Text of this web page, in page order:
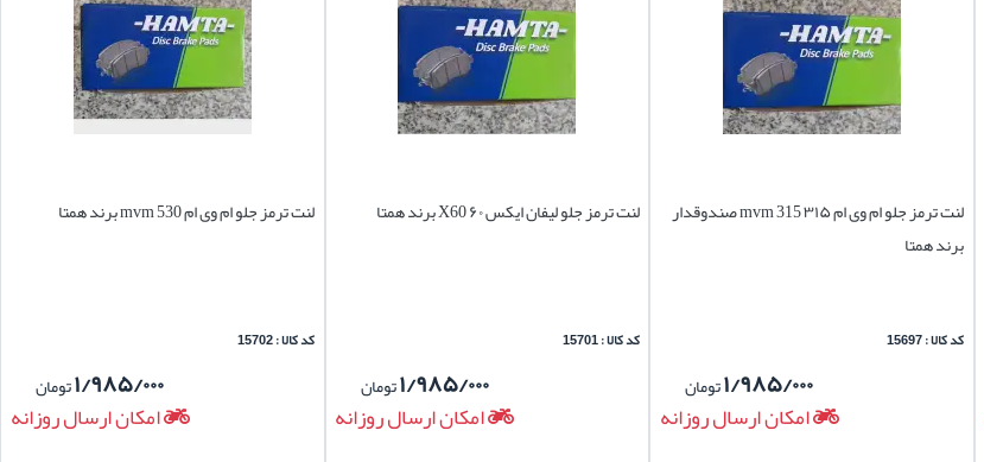
لنت ترمز جلو ام وی ام ۳۱۵ mvm 315 صندوقدار
برند همتا
کد کالا : 15697
۱/۹۸۵/۰۰۰تومان
امکان ارسال روزانه
لنت ترمز جلو لیفان ایکس ۶۰ X60 برند همتا
کد کالا : 15701
۱/۹۸۵/۰۰۰تومان
امکان ارسال روزانه
لنت ترمز جلو ام وی ام mvm 530 برند همتا
کد کالا : 15702
۱/۹۸۵/۰۰۰تومان
امکان ارسال روزانه